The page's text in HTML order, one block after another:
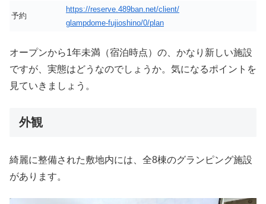
予約
https://reserve.489ban.net/client/
glampdome-fujioshino/0/plan
オープンから1年未満（宿泊時点）の、かなり新しい施設
ですが、実態はどうなのでしょうか。気になるポイントを
見ていきましょう。
外観
綺麗に整備された敷地内には、全8棟のグランピング施設
があります。